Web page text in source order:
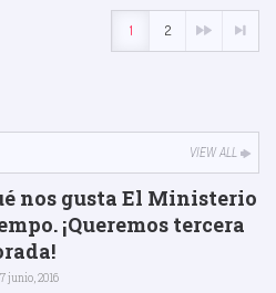
1 2
VIEW ALL
nos gusta El Ministerio
¡Queremos tercera
junio, 2016